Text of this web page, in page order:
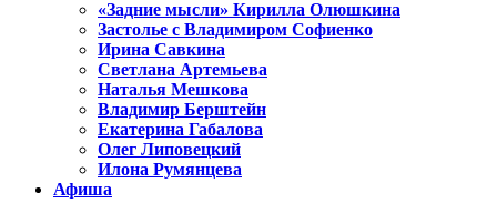
«Задние мысли» Кирилла Олюшкина
Застолье с Владимиром Софиенко
Ирина Савкина
Светлана Артемьева
Наталья Мешкова
Владимир Берштейн
Екатерина Габалова
Олег Липовецкий
Илона Румянцева
Афиша